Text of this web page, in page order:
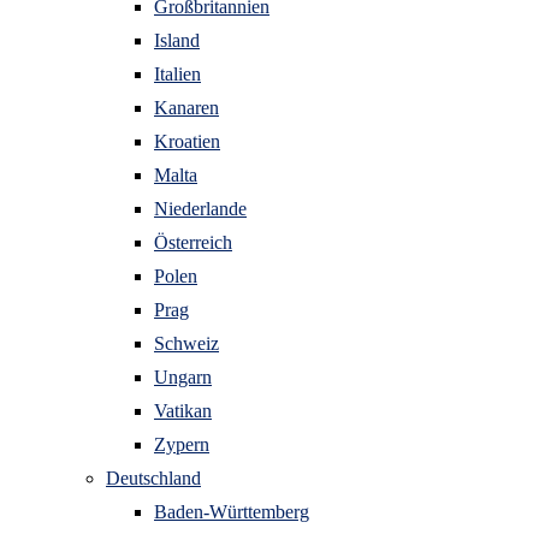
Großbritannien
Island
Italien
Kanaren
Kroatien
Malta
Niederlande
Österreich
Polen
Prag
Schweiz
Ungarn
Vatikan
Zypern
Deutschland
Baden-Württemberg